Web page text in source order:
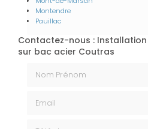
Montendre
Pauillac
Contactez-nous :
sur bac acier Coutras